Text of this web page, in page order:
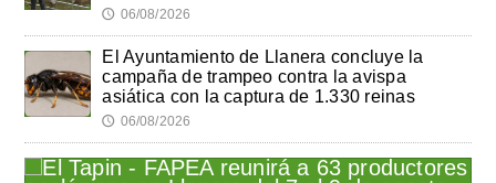
🕔 06/08/2026
El Ayuntamiento de Llanera concluye la
campaña de trampeo contra la avispa
asiática con la captura de 1.330 reinas
🕔 06/08/2026